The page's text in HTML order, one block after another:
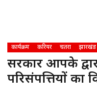
कार्यक्रम करियर चतरा झारखंड
सरकार आपके
परिसंपत्तियों का